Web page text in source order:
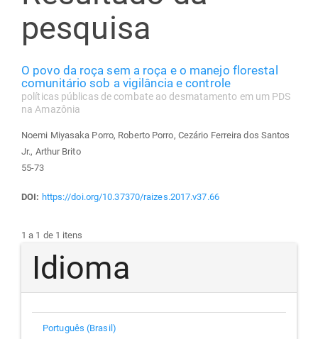
pesquisa
O povo da roça sem a roça e o manejo florestal
comunitário sob a vigilância e controle
políticas públicas de combate ao desmatamento em um PDS
na Amazônia
Noemi Miyasaka Porro, Roberto Porro, Cezário Ferreira dos Santos
Jr., Arthur Brito
55-73
DOI: https://doi.org/10.37370/raizes.2017.v37.66
1 a 1 de 1 itens
Idioma
Português (Brasil)